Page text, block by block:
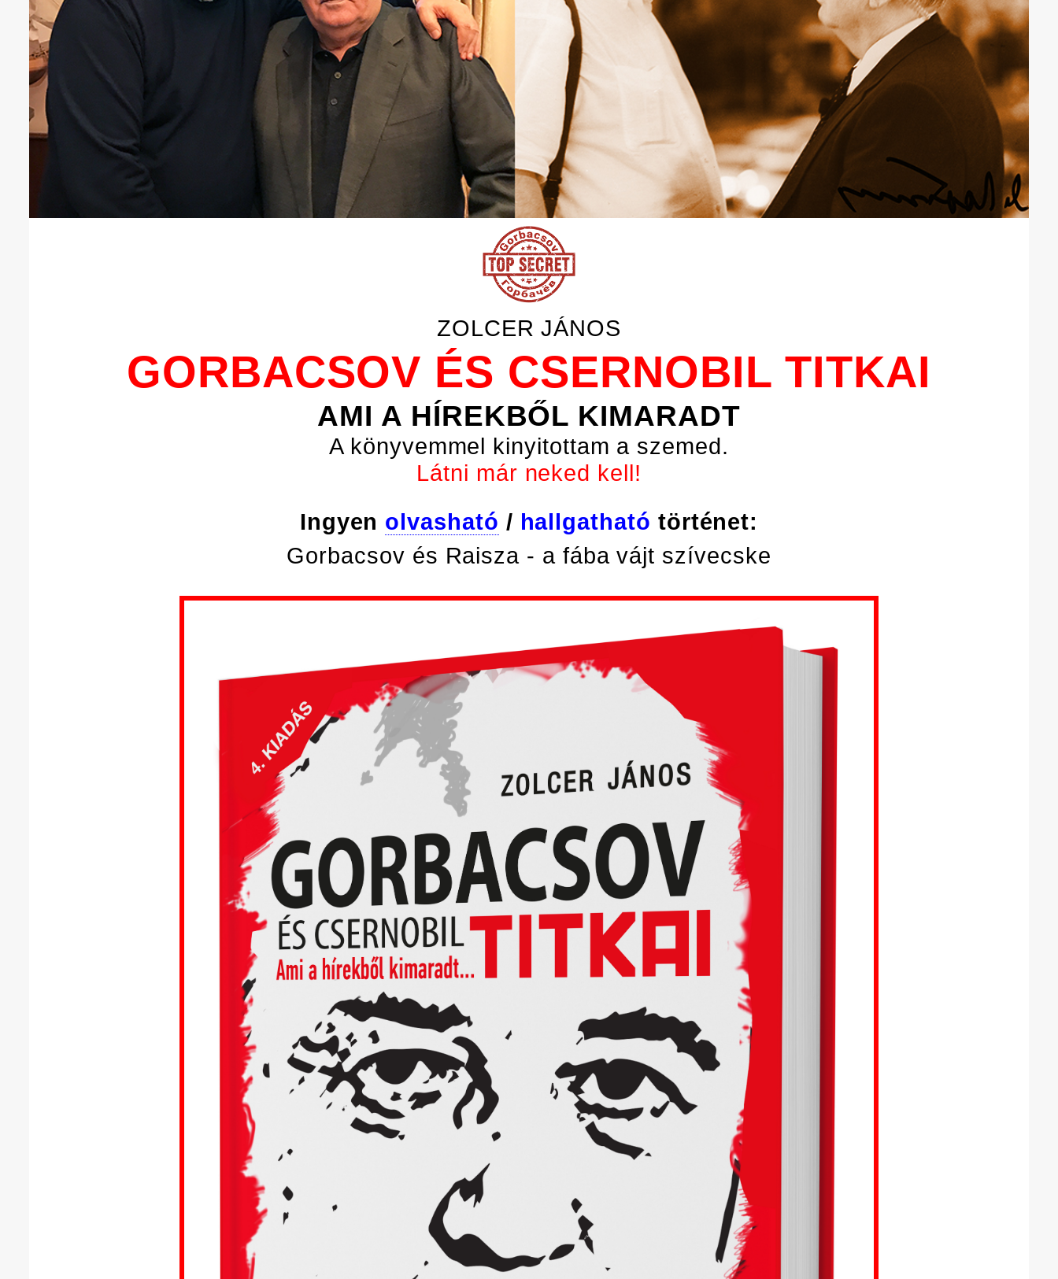
ZOLCER JÁNOS
GORBACSOV ÉS CSERNOBIL TITKAI
AMI A HÍREKBŐL KIMARADT
A könyvemmel kinyitottam a szemed.
Látni már neked kell!
Ingyen olvasható / hallgatható történet:
Gorbacsov és Raisza - a fába vájt szívecske